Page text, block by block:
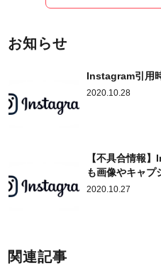
お知らせ
Instagram引用
2020.10.28
【不具合情報
も画像やキャプ
2020.10.27
関連記事